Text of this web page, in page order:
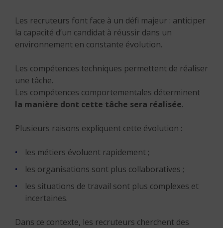
Les recruteurs font face à un défi majeur : anticiper
la capacité d’un candidat à réussir dans un
environnement en constante évolution.
Les compétences techniques permettent de réaliser
une tâche.
Les compétences comportementales déterminent
la manière dont cette tâche sera réalisée.
Plusieurs raisons expliquent cette évolution :
les métiers évoluent rapidement ;
les organisations sont plus collaboratives ;
les situations de travail sont plus complexes et
incertaines.
Dans ce contexte, les recruteurs cherchent des